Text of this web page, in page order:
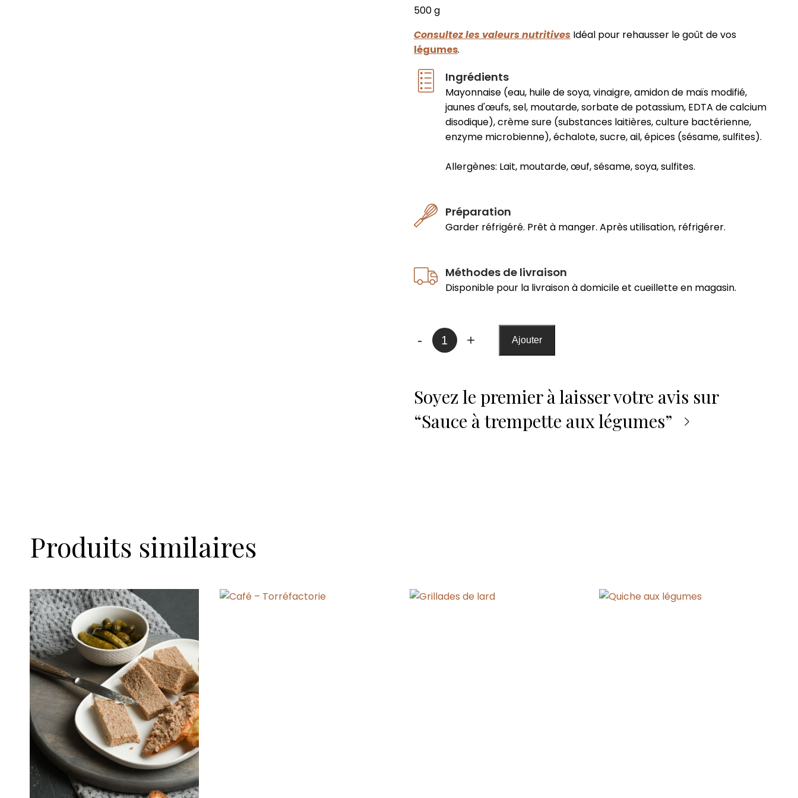
500 g
Consultez les valeurs nutritivesIdéal pour rehausser le goût de vos
légumes.
Ingrédients
Mayonnaise (eau, huile de soya, vinaigre, amidon de maïs modifié,
jaunes d'œufs, sel, moutarde, sorbate de potassium, EDTA de calcium
disodique), crème sure (substances laitières, culture bactérienne,
enzyme microbienne), échalote, sucre, ail, épices (sésame, sulfites).
Allergènes: Lait, moutarde, œuf, sésame, soya, sulfites.
Préparation
Garder réfrigéré. Prêt à manger. Après utilisation, réfrigérer.
Méthodes de livraison
Disponible pour la livraison à domicile et cueillette en magasin.
-
quantité
de
trempette
aux
légumes
+ Ajouter
Soyez le premier à laisser votre avis sur
“Sauce à trempette aux légumes”
Produits similaires